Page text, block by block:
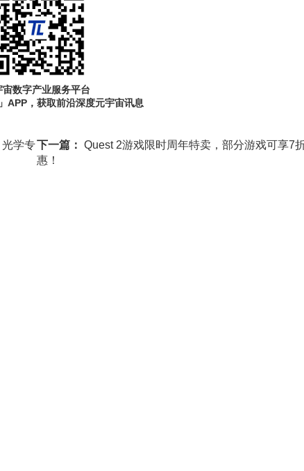
宙数字产业服务平台
APP，获取前沿深度元宇宙讯息
学专下一篇： Quest 2游戏限时周年特卖，部分游戏可享7
惠！